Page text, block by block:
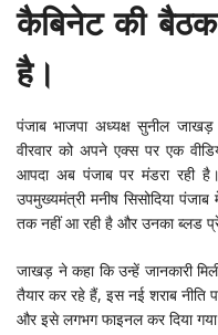
कैबिनेट की बैठक
है।
पंजाब भाजपा अध्यक्ष सुनील जाखड़
वीरवार को अपने एक्स पर एक
आपदा अब पंजाब पर मंडरा रही
उपमुख्यमंत्री मनीष सिसोदिया
तक नहीं आ रही है और उनका ब्लड
जाखड़ ने कहा कि उन्हें जानकारी
तैयार कर रहे हैं, इस नई शराब
और इसे लगभग फाइनल कर दिया